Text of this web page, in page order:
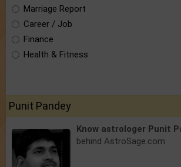
Marriage Report
Career / Job
Finance
Health & Fitness
Punit Pandey
Know astrologer Punit
behind AstroSage.com